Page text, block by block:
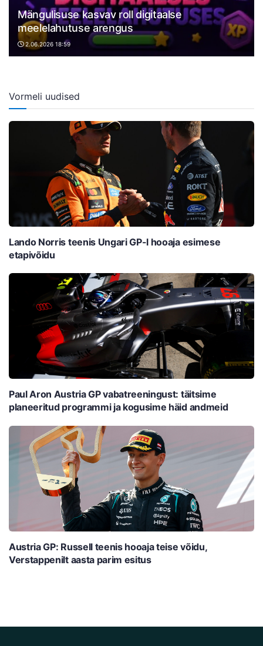
Mängulisuse kasvav roll digitaalse
meelelahutuse arengus
2.06.2026 18:59
Vormeli uudised
Lando Norris teenis Ungari GP-l hooaja esimese
etapivõidu
Paul Aron Austria GP vabatreeningust: täitsime
planeeritud programmi ja kogusime häid andmeid
Austria GP: Russell teenis hooaja teise võidu,
Verstappenilt aasta parim esitus